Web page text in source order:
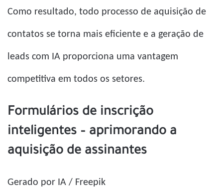
Como resultado, todo processo de aquisição de
contatos se torna mais eficiente e a geração de
leads com IA proporciona uma vantagem
competitiva em todos os setores.
Formulários de inscrição
inteligentes – aprimorando a
aquisição de assinantes
Gerado por IA / Freepik